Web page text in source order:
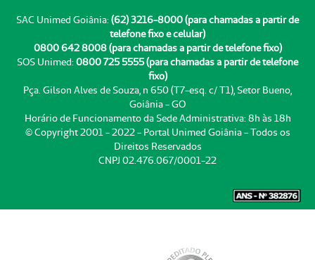
SAC Unimed Goiânia: (62) 3216-8000 (para chamadas a partir de
telefone fixo e celular)
0800 642 8008 (para chamadas a partir de telefone fixo)
SOS Unimed: 0800 725 5555 (para chamadas a partir de telefone
fixo)
Pça. Gilson Alves de Souza, n 650 (T7-esq. c/ T1), Setor Bueno,
Goiânia - GO
Horário de Funcionamento da Sede Administrativa: 8h às 18h
© Copyright 2001 - 2022 - Portal Unimed Goiânia - Todos os
Direitos Reservados
CNPJ 02.476.067/0001-22